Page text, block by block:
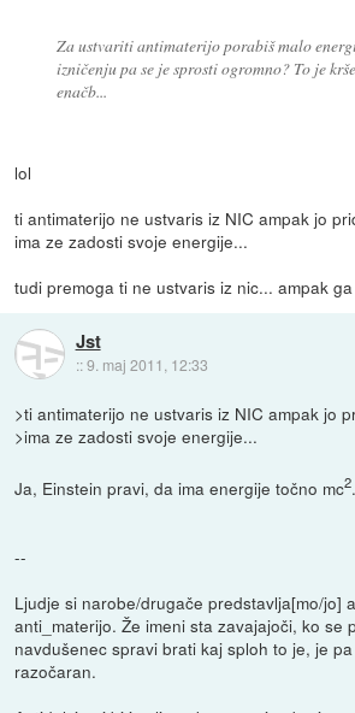
Za ustvariti antimaterijo porabiš malo
izničenju pa se je sprosti ogromno? To je
enačb...
lol
ti antimaterijo ne ustvaris iz NIC ampak jo
ima ze zadosti svoje energije...
tudi premoga ti ne ustvaris iz nic... ampak
Jst
::9. maj 2011, 12:33
>ti antimaterijo ne ustvaris iz NIC ampak jo
>ima ze zadosti svoje energije...
Ja, Einstein pravi, da ima energije točno mc2.
--
Ljudje si narobe/drugače predstavlja[mo/jo]
anti_materijo. Že imeni sta zavajajoči, ko se
navdušenec spravi brati kaj sploh to je, je
razočaran.